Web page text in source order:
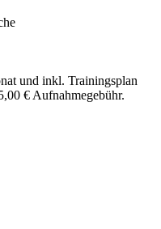
und inkl. Trainingsplan
€ Aufnahmegebühr.